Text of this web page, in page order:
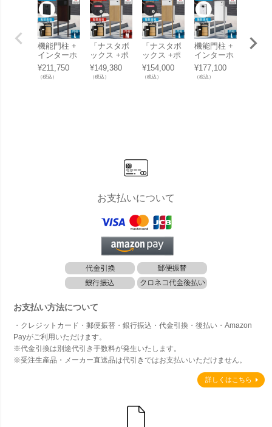
機能門柱 +
インターホ
ンセット
「ナスタボ
ックス +ポ
¥211,750
（税込）
「ナスタボ
ックス +ポ
スト Mサイ
ズ 門柱 ユ
ニット [ ア
¥149,380
（税込）
「ナスタボ
ックス +ポ
スト Lサイ
ズ 門柱 ユ
ニット [ ア
¥154,000
（税込）
機能門柱 +
インターホ
ンセット
「ナスタボ
ックス +ポ
¥177,100
（税込）
機能
お支払いについて
お支払い方法について
・クレジットカード・郵便振替・銀行振込・代金引換・後払い・Amazon
Payがご利用いただけます。
※代金引換は別途代引き手数料が発生いたします。
※受注生産品・メーカー直送品は代引きではお支払いいただけません。
詳しくはこちら